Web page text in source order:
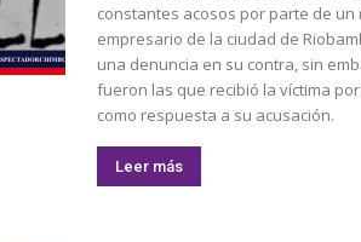
constantes acosos por parte de un
empresario de la ciudad de
una denuncia en su contra, sin
fueron las que recibió la víctima
como respuesta a su acusación.
Leer más